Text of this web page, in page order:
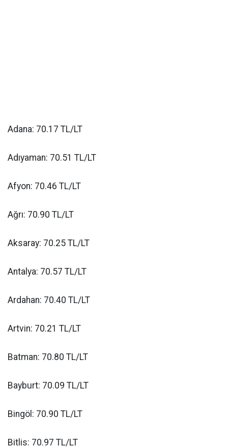
Adana: 70.17 TL/LT
Adıyaman: 70.51 TL/LT
Afyon: 70.46 TL/LT
Ağrı: 70.90 TL/LT
Aksaray: 70.25 TL/LT
Antalya: 70.57 TL/LT
Ardahan: 70.40 TL/LT
Artvin: 70.21 TL/LT
Batman: 70.80 TL/LT
Bayburt: 70.09 TL/LT
Bingöl: 70.90 TL/LT
Bitlis: 70.97 TL/LT